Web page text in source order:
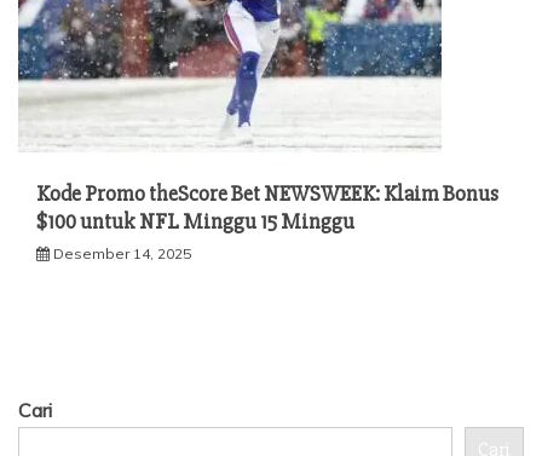
Kode Promo theScore Bet NEWSWEEK: Klaim Bonus
$100 untuk NFL Minggu 15 Minggu
Desember 14, 2025
Cari
Cari